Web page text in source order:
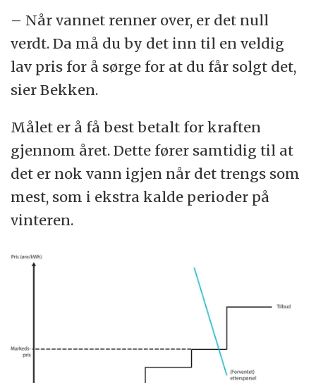
– Når vannet renner over, er det null
verdt. Da må du by det inn til en veldig
lav pris for å sørge for at du får solgt det,
sier Bekken.
Målet er å få best betalt for kraften
gjennom året. Dette fører samtidig til at
det er nok vann igjen når det trengs som
mest, som i ekstra kalde perioder på
vinteren.